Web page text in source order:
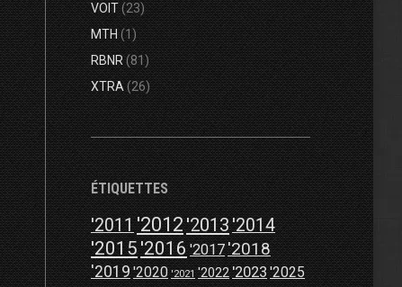
VOIT(23)
MTH (1)
RBNR (81)
XTRA(26)
ÉTIQUETTES
'2011'2012'2013'2014
'2015'2016'2017 '2018
'2019'2020 '2021 '2022'2023'2025